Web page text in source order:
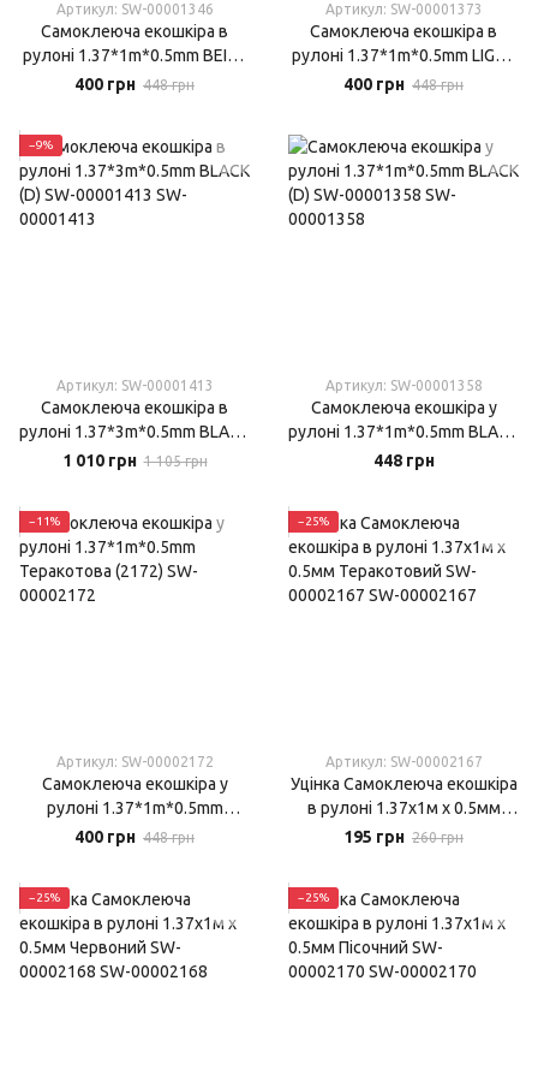
Артикул: SW-00001346
Самоклеюча екошкіра в
рулоні 1.37*1m*0.5mm BEIGE
(D) SW-00001346
400 грн 448 грн
Артикул: SW-00001373
Самоклеюча екошкіра в
рулоні 1.37*1m*0.5mm LIGHT
GREY (D) SW-00001373
400 грн 448 грн
−9%
Артикул: SW-00001413
Самоклеюча екошкіра в
рулоні 1.37*3m*0.5mm BLACK
(D) SW-00001413
1 010 грн 1 105 грн
Артикул: SW-00001358
Самоклеюча екошкіра у
рулоні 1.37*1m*0.5mm BLACK
(D) SW-00001358
448 грн
−11%
Артикул: SW-00002172
Самоклеюча екошкіра у
рулоні 1.37*1m*0.5mm
Теракотова (2172)
400 грн 448 грн
−25%
Артикул: SW-00002167
Уцінка Самоклеюча екошкіра
в рулоні 1.37х1м х 0.5мм
Теракотовий SW-00002167
195 грн 260 грн
−25% −25%